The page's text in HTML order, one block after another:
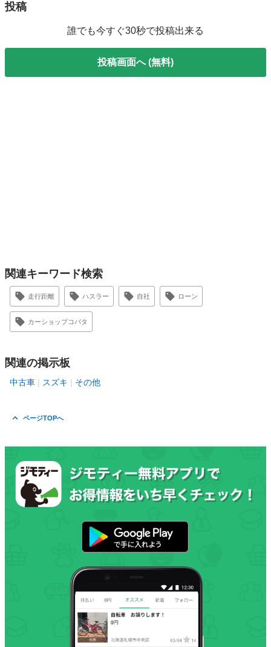
投稿
誰でも今すぐ30秒で投稿出来る
投稿画面へ (無料)
関連キーワード検索
走行距離 ハスラー 自社 ローン
カーショップコバタ
関連の掲示板
中古車 スズキ その他
ページTOPへ